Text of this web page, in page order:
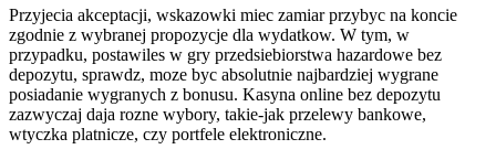
Przyjecia akceptacji, wskazowki miec zamiar przybyc na koncie
zgodnie z wybranej propozycje dla wydatkow. W tym, w
przypadku, postawiles w gry przedsiebiorstwa hazardowe bez
depozytu, sprawdz, moze byc absolutnie najbardziej wygrane
posiadanie wygranych z bonusu. Kasyna online bez depozytu
zazwyczaj daja rozne wybory, takie-jak przelewy bankowe,
wtyczka platnicze, czy portfele elektroniczne.